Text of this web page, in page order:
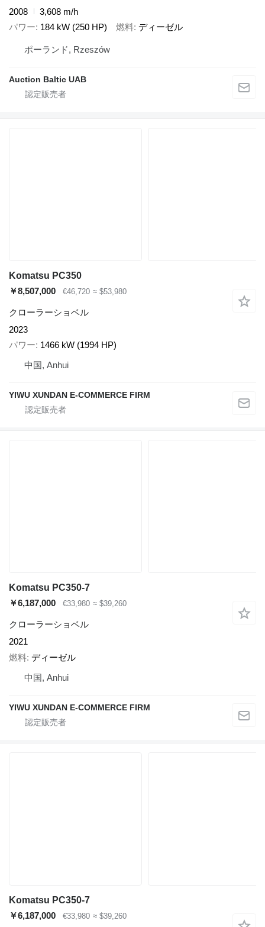
2008
3,608 m/h
パワー 184 kW (250 HP) 燃料 ディーゼル
ポーランド, Rzeszów
Auction Baltic UAB
Komatsu PC350
￥8,507,000
€46,720 ≈ $53,980
クローラーショベル
2023
パワー 1466 kW (1994 HP)
中国, Anhui
YIWU XUNDAN E-COMMERCE FIRM
Komatsu PC350-7
￥6,187,000
€33,980 ≈ $39,260
クローラーショベル
2021
燃料 ディーゼル
中国, Anhui
YIWU XUNDAN E-COMMERCE FIRM
Komatsu PC350-7
￥6,187,000
€33,980 ≈ $39,260